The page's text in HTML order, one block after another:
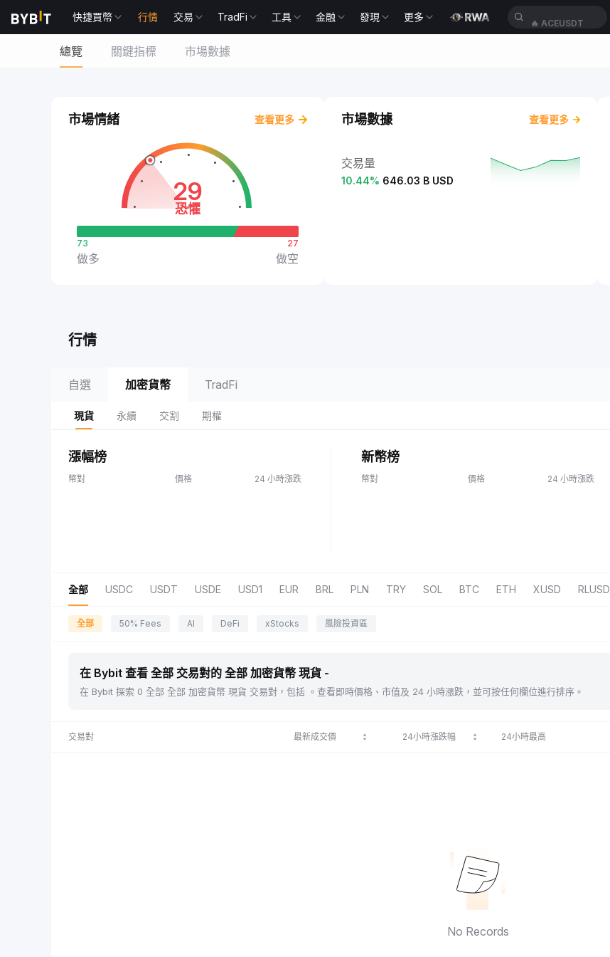
快捷買幣 行情 交易 TradFi 工具 金融 發現 更多
總覽 關鍵指標 市場數據
市場情緒 查看更多
29
恐懼
73
做多
27
做空
市場數據 查看更多
交易量
10.44% 646.03 B USD
行情
自選 加密貨幣 TradFi
現貨 永續 交割 期權
漲幅榜
幣對 價格 24 小時漲跌
新幣榜
幣對 價格 24 小時漲跌
全部 USDC USDT USDE USD1 EUR BRL PLN TRY SOL BTC ETH XUSD RLUSD
全部 50% Fees AI DeFi xStocks 風險投資區
在 Bybit 查看 全部 交易對的 全部 加密貨幣 現貨 -
在 Bybit 探索 0 全部 全部 加密貨幣 現貨 交易對，包括 。查看即時價格、市值及 24 小時漲跌，並可按任何欄位進行排序。
交易對 最新成交價 24小時漲跌幅 24小時最高
No Records